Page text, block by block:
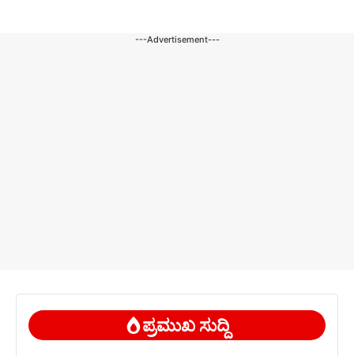
---Advertisement---
ಪ್ರಮುಖ ಸುದ್ದಿ